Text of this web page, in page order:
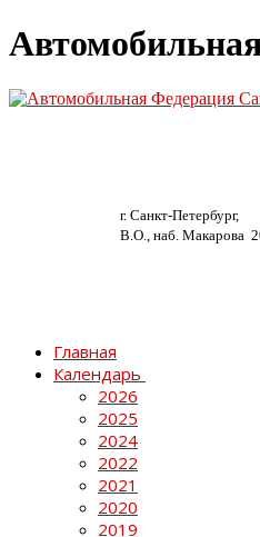
г. Санкт-Петербург,
В.О., наб. Макарова
Главная
Календарь
2026
2025
2024
2022
2021
2020
2019